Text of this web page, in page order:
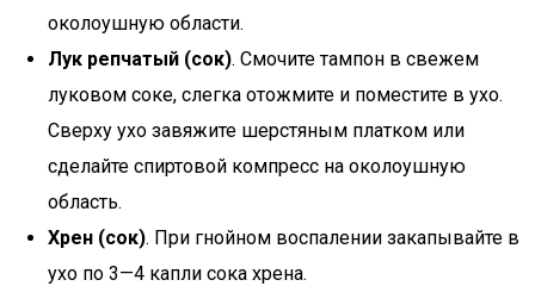
околоушную области.
Лук репчатый (сок). Смочите тампон в свежем
луковом соке, слегка отожмите и поместите в ухо.
Сверху ухо завяжите шерстяным платком или
сделайте спиртовой компресс на околоушную
область.
Хрен (сок). При гнойном воспалении закапывайте в
ухо по 3—4 капли сока хрена.